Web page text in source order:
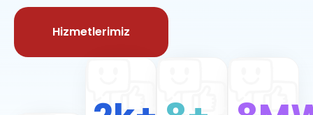
Hizmetlerimiz